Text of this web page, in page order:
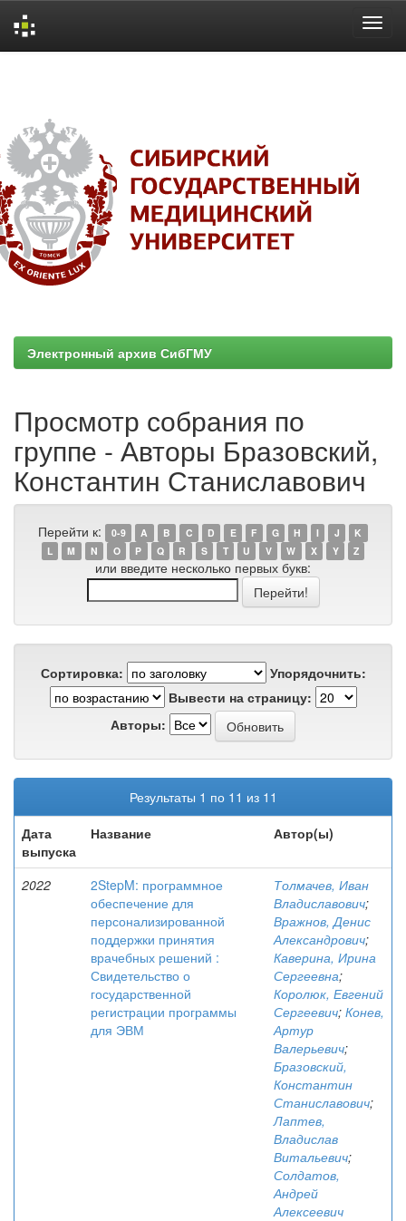
Электронный архив СибГМУ
Просмотр собрания по
группе - Авторы Бразовский,
Константин Станиславович
Перейти к: 0-9 A B C D E F G H I J
K
L
M N O P Q R S T U V W X Y Z
или введите несколько первых букв:
Сортировка:
Упорядочнить:
Вывести на страницу:
Авторы:
Результаты 1 по 11 из 11
Дата
выпуска
Название Автор(ы)
2022
2StepM: программное
обеспечение для
персонализированной
поддержки принятия
врачебных решений :
Свидетельство о
государственной
регистрации программы
для ЭВМ
Толмачев, Иван
Владиславович;
Вражнов, Денис
Александрович;
Каверина, Ирина
Сергеевна;
Королюк, Евгений
Сергеевич; Конев,
Артур
Валерьевич;
Бразовский,
Константин
Станиславович;
Лаптев,
Владислав
Витальевич;
Солдатов,
Андрей
Алексеевич